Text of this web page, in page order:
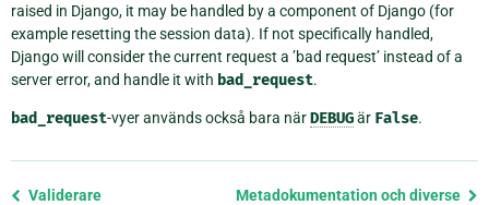
raised in Django, it may be handled by a component of Django (for
example resetting the session data). If not specifically handled,
Django will consider the current request a ’bad request’ instead of a
server error, and handle it with bad_request.
bad_request-vyer används också bara närDEBUGär False.
Föregående
Validerare Metadokumentation och diverse